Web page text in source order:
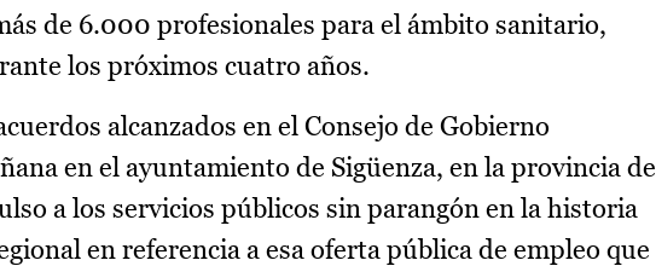
de 6.000 profesionales para el ámbito sanitario,
los próximos cuatro años.
alcanzados en el Consejo de Gobierno
en el ayuntamiento de Sigüenza, en la provincia de
a los servicios públicos sin parangón en la historia
en referencia a esa oferta pública de empleo que